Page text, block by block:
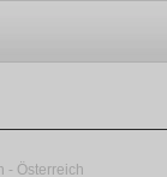
- Österreich